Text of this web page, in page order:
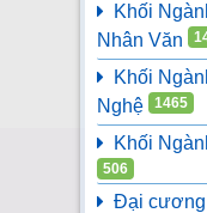
Trung
Đồ án tốt
Nghiên
Khối
Nhân Văn
Khối
Nghệ 1465
Khối
506
Đại